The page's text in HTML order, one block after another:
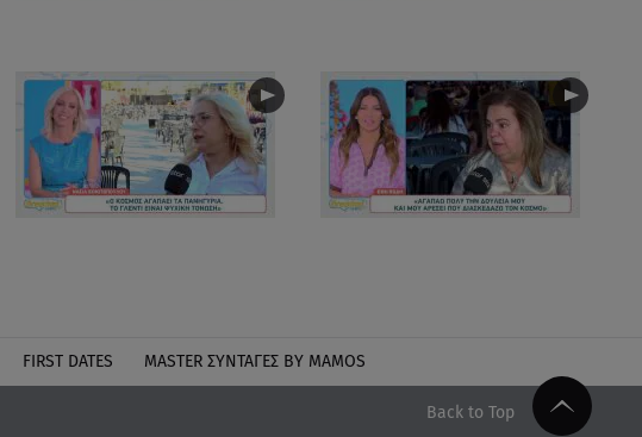
FIRST DATES MASTER ΣΥΝΤΑΓΈΣ BY MAMOS
Back to Top